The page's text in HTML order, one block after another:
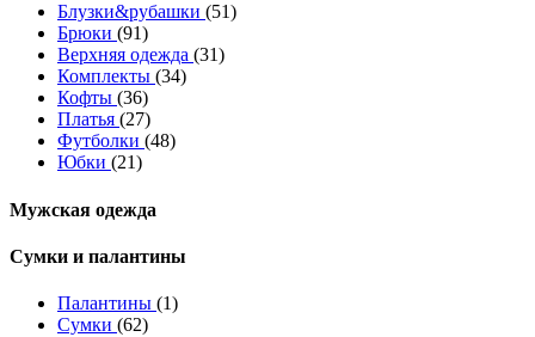
Блузки&рубашки (51)
Брюки (91)
Верхняя одежда (31)
Комплекты (34)
Кофты (36)
Платья (27)
Футболки (48)
Юбки (21)
Мужская одежда
Сумки и палантины
Палантины (1)
Сумки (62)